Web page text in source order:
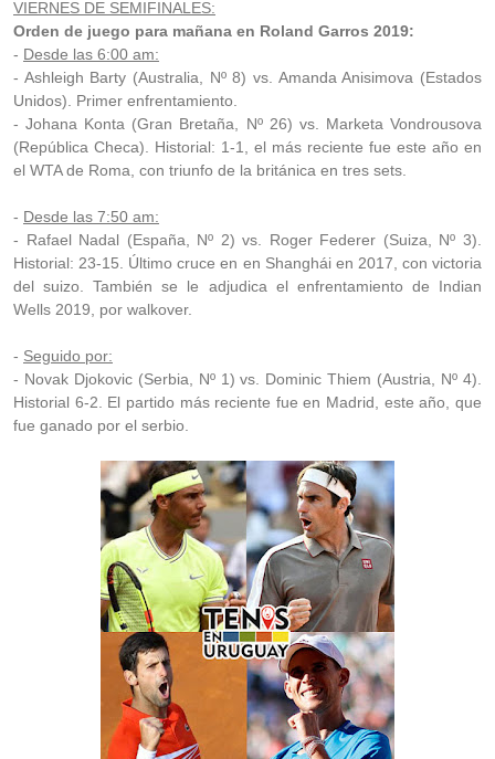
VIERNES DE SEMIFINALES:
Orden de juego para mañana en Roland Garros 2019:
- Desde las 6:00 am:
- Ashleigh Barty (Australia, Nº 8) vs. Amanda Anisimova (Estados
Unidos). Primer enfrentamiento.
- Johana Konta (Gran Bretaña, Nº 26) vs. Marketa Vondrousova
(República Checa). Historial: 1-1, el más reciente fue este año en
el WTA de Roma, con triunfo de la británica en tres sets.
- Desde las 7:50 am:
- Rafael Nadal (España, Nº 2) vs. Roger Federer (Suiza, Nº 3).
Historial: 23-15. Último cruce en en Shanghái en 2017, con victoria
del suizo. También se le adjudica el enfrentamiento de Indian
Wells 2019, por walkover.
- Seguido por:
- Novak Djokovic (Serbia, Nº 1) vs. Dominic Thiem (Austria, Nº 4).
Historial 6-2. El partido más reciente fue en Madrid, este año, que
fue ganado por el serbio.